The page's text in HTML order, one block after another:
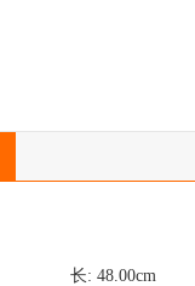
长: 48.00cm